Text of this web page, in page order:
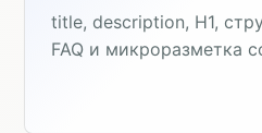
title, description, H1,
FAQ и микроразметка